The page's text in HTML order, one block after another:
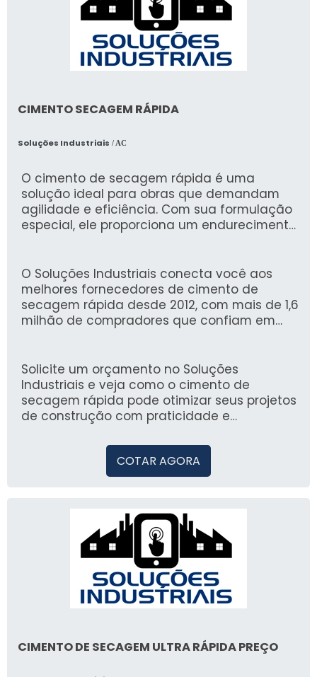
CIMENTO SECAGEM RÁPIDA
Soluções Industriais / AC
O cimento de secagem rápida é uma
solução ideal para obras que demandam
agilidade e eficiência. Com sua formulação
especial, ele proporciona um endurecimento
atrasos em projetos de construção.
O Soluções Industriais conecta você aos
melhores fornecedores de cimento de
secagem rápida desde 2012, com mais de 1,6
milhão de compradores que confiam em
busca por produtos de qualidade para suas
necessidades construtivas.
Solicite um orçamento no Soluções
Industriais e veja como o cimento de
secagem rápida pode otimizar seus projetos
de construção com praticidade e
COTAR AGORA
CIMENTO DE SECAGEM ULTRA RÁPIDA PREÇO